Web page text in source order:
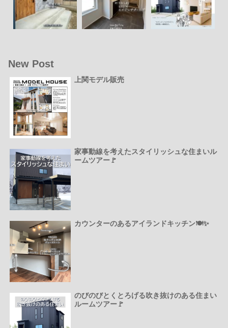
New Post
上関モデル販売
家事動線を考えたスタイリッシュな住まいル
ームツアー🚩
カウンターのあるアイランドキッチン🍽️✨
のびのびとくとろげる吹き抜けのある住まい
ルームツアー🚩